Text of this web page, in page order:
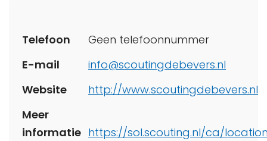
Telefoon
Geen telefoonnummer
E-mail
info@scoutingdebevers.nl
Website
http://www.scoutingdebevers.nl
Meer
informatie https://sol.scouting.nl/ca/